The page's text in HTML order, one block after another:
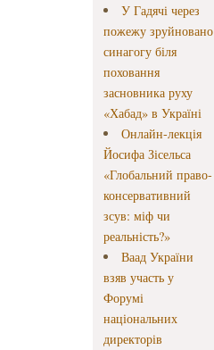
У Гадячі через
пожежу зруйновано
синагогу біля
поховання
засновника руху
«Хабад» в Україні
Онлайн-лекція
Йосифа Зісельса
«Глобальний право-
консервативний
зсув: міф чи
реальність?»
Ваад України
взяв участь у
Форумі
національних
директорів